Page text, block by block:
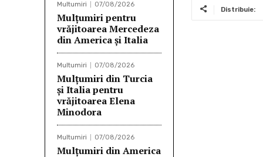
Multumiri 07/08/2026
Mulțumiri pentru
vrăjitoarea Mercedeza
din America și Italia
Multumiri 07/08/2026
Mulţumiri din Turcia
și Italia pentru
vrăjitoarea Elena
Minodora
Multumiri 07/08/2026
Mulţumiri din America
Distribuie: